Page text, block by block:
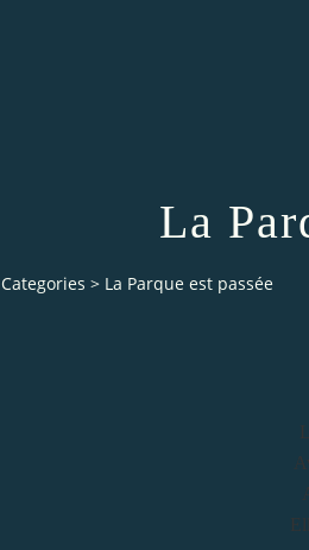
La
Categories > La Parque est passée